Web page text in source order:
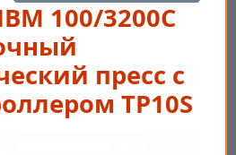
100/3200C
пресс с
TP10S